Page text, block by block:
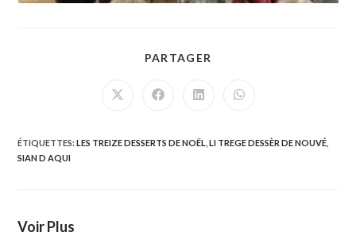
PARTAGER
Ouvrir
fenêtre
Ouvrir
fenêtre
Ouvrir
fenêtre
Ouvrir
fenêtre
ÉTIQUETTES:LES TREIZE DESSERTS DE NOËL LI TREGE DESSÈR DE NOUVÉ
SIAN D AQUI
Voir Plus